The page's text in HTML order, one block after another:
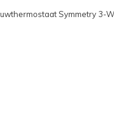
Symmetry 3-